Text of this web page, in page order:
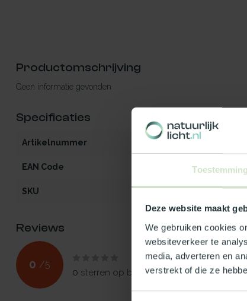
Toestemming
Deze website maakt
We gebruiken cookies
websiteverkeer te
media, adverteren en
verstrekt of die ze
Productomschrijving
Geen informatie gevonden
Specificaties
Artikelnummer
EAN Code
SKU 96959
Reviews
0 /5
0 sterren op basis van0beoordelingen